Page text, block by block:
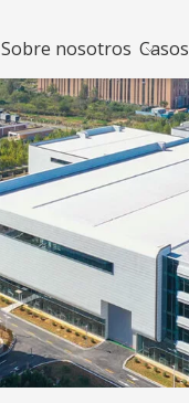
Sobre nosotros Casos